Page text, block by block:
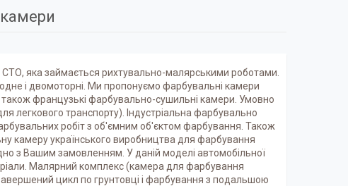
яка займається рихтувально-малярськими роботами.
і двомоторні. Ми пропонуємо фарбувальні камери
французькі фарбувально-сушильні камери. Умовно
легкового транспорту). Індустріальна фарбувально
робіт з об'ємним об'єктом фарбування. Також
камеру українського виробництва для фарбування
з Вашим замовленням. У даній моделі автомобільної
Малярний комплекс (камера для фарбування
цикл по грунтовці і фарбування з подальшою